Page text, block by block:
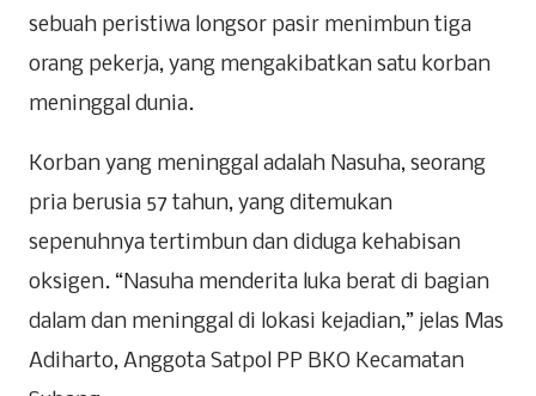
sebuah peristiwa longsor pasir menimbun tiga
orang pekerja, yang mengakibatkan satu korban
meninggal dunia.
Korban yang meninggal adalah Nasuha, seorang
pria berusia 57 tahun, yang ditemukan
sepenuhnya tertimbun dan diduga kehabisan
oksigen. “Nasuha menderita luka berat di bagian
dalam dan meninggal di lokasi kejadian,” jelas Mas
Adiharto, Anggota Satpol PP BKO Kecamatan